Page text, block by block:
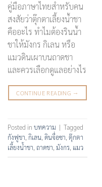
คู่มือภาษาไทยสำหรับคน
สงสัยว่าตุ๊กตาเลี้ยงน้ำชา
คืออะไร ทำไมต้องรินน้ำ
ชาให้มังกร กิเลน หรือ
แมวดินเผาบนถาดชา
และควรเลือกดูแลอย่างไร
CONTINUE READING →
Posted in บทความ | Tagged
กังฟูชา, กิเลน, ดินจื่อซา, ตุ๊กตา
เลี้ยงน้ำชา, ถาดชา, มังกร, แมว